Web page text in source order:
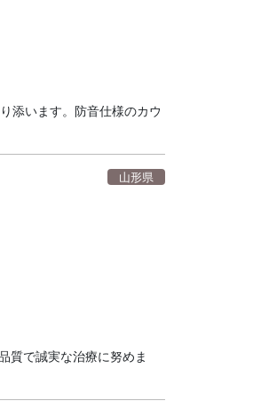
添います。防音仕様のカウ
山形県
質で誠実な治療に努めま